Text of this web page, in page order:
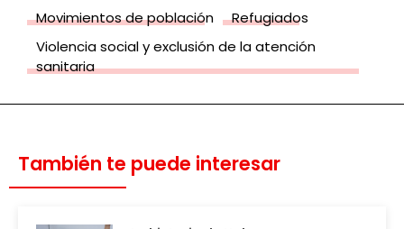
Movimientos de población
Refugiados
Violencia social y exclusión de la atención
sanitaria
También te puede interesar